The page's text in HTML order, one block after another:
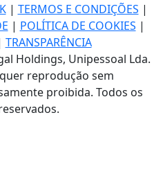
| TERMOS E CONDIÇÕES |
| POLÍTICA DE COOKIES |
TRANSPARÊNCIA
Holdings, Unipessoal Lda.
reprodução sem
proibida. Todos os